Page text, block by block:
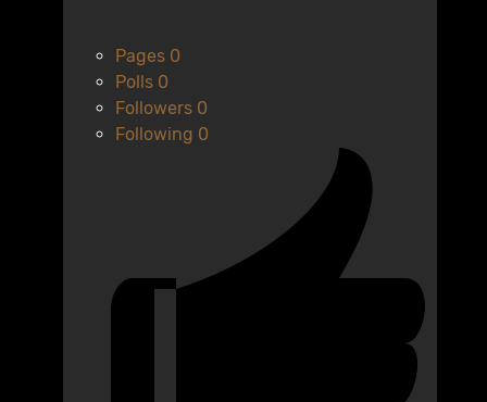
Pages 0
Polls 0
Followers 0
Following 0